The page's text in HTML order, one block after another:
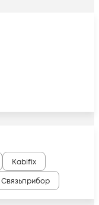
Kabifix
Связьприбор